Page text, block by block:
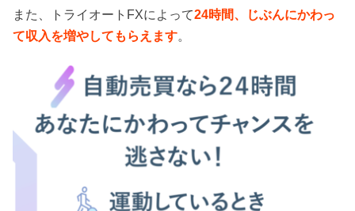
また、トライオートFXによって24時間、じぶんにかわっ
て収入を増やしてもらえます。